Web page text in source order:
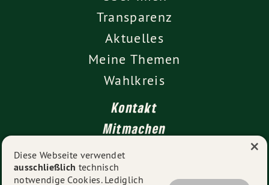
Transparenz
Aktuelles
Meine Themen
Wahlkreis
Kontakt
Mitmachen
Impressum
Datenschutz
Diese Webseite verwendet
ausschließlich technisch
notwendige Cookies. Lediglich
×